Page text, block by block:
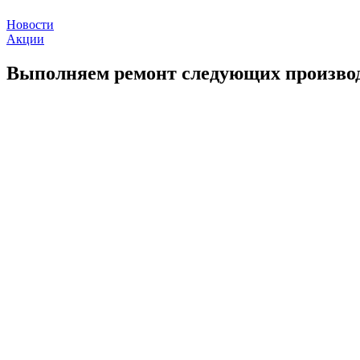
Новости
Акции
Выполняем ремонт следующих